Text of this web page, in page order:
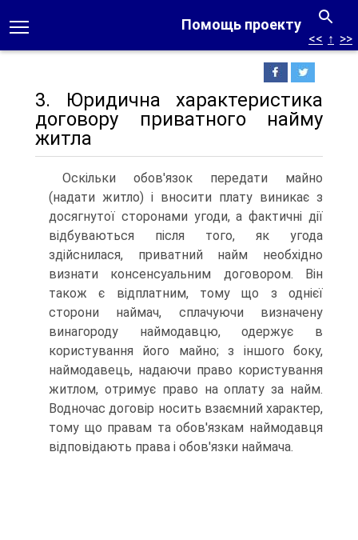
Помощь проекту
<< ↑ >>
3. Юридична характеристика
договору приватного найму
житла
Оскільки обов'язок передати майно
(надати житло) і вносити плату виникає з
досягнутої сторонами угоди, а фактичні дії
відбуваються після того, як угода
здійснилася, приватний найм необхідно
визнати консенсуальним договором. Він
також є відплатним, тому що з однієї
сторони наймач, сплачуючи визначену
винагороду наймодавцю, одержує в
користування його майно; з іншого боку,
наймодавець, надаючи право користування
житлом, отримує право на оплату за найм.
Водночас договір носить взаємний характер,
тому що правам та обов'язкам наймодавця
відповідають права і обов'язки наймача.